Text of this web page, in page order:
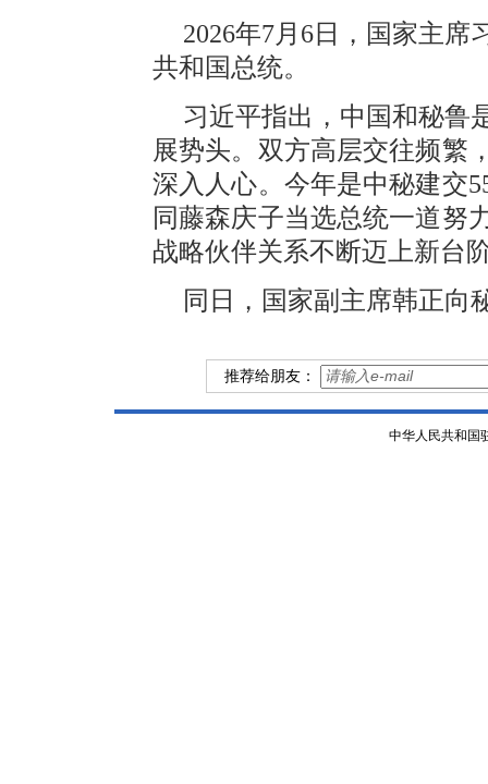
2026年7月6日，国家主
共和国总统。
习近平指出，中国和秘鲁
展势头。双方高层交往频繁
深入人心。今年是中秘建交
同藤森庆子当选总统一道努
战略伙伴关系不断迈上新台
同日，国家副主席韩正向
推荐给朋友：
中华人民共和国